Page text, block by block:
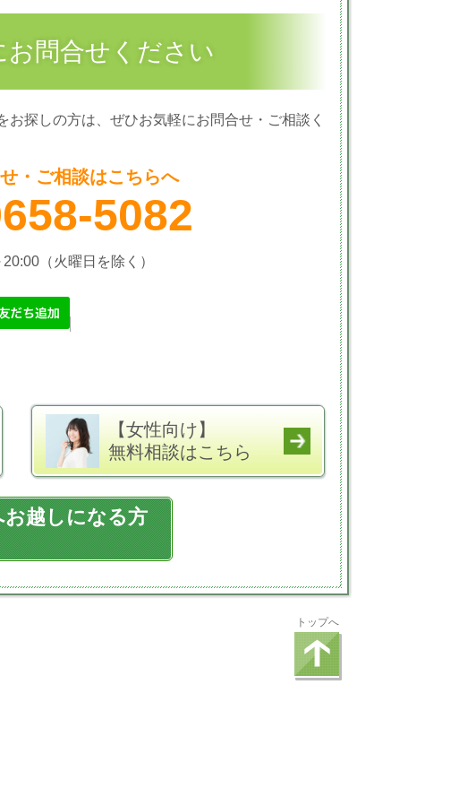
お問合せください
探しの方は、ぜひお気軽にお問合せ・ご相談く
・ご相談はこちらへ
5082
（火曜日を除く）
【女性向け】
無料相談はこちら
お越しになる方
トップへ